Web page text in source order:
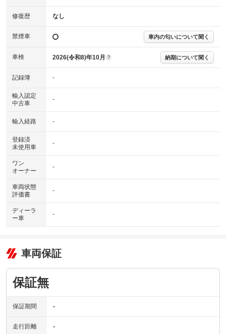
修復歴 なし
禁煙車 車内の匂いについて聞く
車検 2026(令和8)年10月 ? 納期について聞く
記録簿 -
輸入認定
中古車
-
輸入経路 -
登録済
未使用車
-
ワン
オーナー
-
車両状態
評価書
-
ディーラ
ー車
-
車両保証
保証無
保証期間 -
走行距離 -